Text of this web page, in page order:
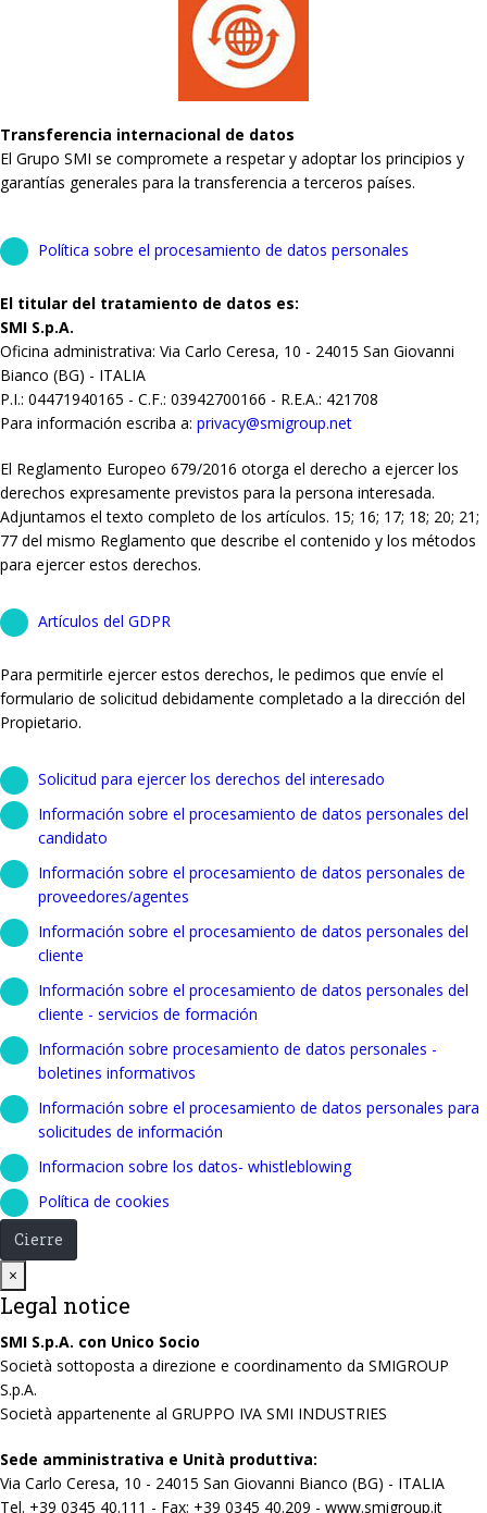
Transferencia internacional de datos
El Grupo SMI se compromete a respetar y adoptar los principios y
garantías generales para la transferencia a terceros países.
Política sobre el procesamiento de datos personales
El titular del tratamiento de datos es:
SMI S.p.A.
Oficina administrativa: Via Carlo Ceresa, 10 - 24015 San Giovanni
Bianco (BG) - ITALIA
P.I.: 04471940165 - C.F.: 03942700166 - R.E.A.: 421708
Para información escriba a: privacy@smigroup.net
El Reglamento Europeo 679/2016 otorga el derecho a ejercer los
derechos expresamente previstos para la persona interesada.
Adjuntamos el texto completo de los artículos. 15; 16; 17; 18; 20; 21;
77 del mismo Reglamento que describe el contenido y los métodos
para ejercer estos derechos.
Artículos del GDPR
Para permitirle ejercer estos derechos, le pedimos que envíe el
formulario de solicitud debidamente completado a la dirección del
Propietario.
Solicitud para ejercer los derechos del interesado
Información sobre el procesamiento de datos personales del
candidato
Información sobre el procesamiento de datos personales de
proveedores/agentes
Información sobre el procesamiento de datos personales del
cliente
Información sobre el procesamiento de datos personales del
cliente - servicios de formación
Información sobre procesamiento de datos personales -
boletines informativos
Información sobre el procesamiento de datos personales para
solicitudes de información
Informacion sobre los datos- whistleblowing
Política de cookies
Cierre
×
Legal notice
SMI S.p.A. con Unico Socio
Società sottoposta a direzione e coordinamento da SMIGROUP
S.p.A.
Società appartenente al GRUPPO IVA SMI INDUSTRIES
Sede amministrativa e Unità produttiva:
Via Carlo Ceresa, 10 - 24015 San Giovanni Bianco (BG) - ITALIA
Tel. +39 0345 40.111 - Fax: +39 0345 40.209 - www.smigroup.it